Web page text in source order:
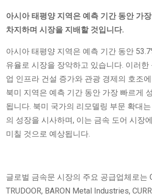
아시아 태평양 지역은 예측 기간 동안 가
차지하며 시장을 지배할 것입니다.
아시아 태평양 지역은 예측 기간 동안
유율로 시장을 장악하고 있습니다. 이러
업 인프라 건설 증가와 관광 경제의 호조
북미 지역은 예측 기간 동안 가장 빠르게
됩니다. 북미 국가의 리모델링 부문 확대
의 성장을 시사하며, 이는 금속 도어 시장
미칠 것으로 예상됩니다.
글로벌 금속문 시장의 주요 공급업체로는
TRUDOOR, BARON Metal Industries,